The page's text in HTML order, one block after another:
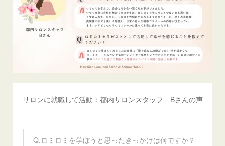
サロンに就職して活動：都内サロンスタッフ Bさんの声
Q.ロミロミを学ぼうと思ったきっかけは何ですか？